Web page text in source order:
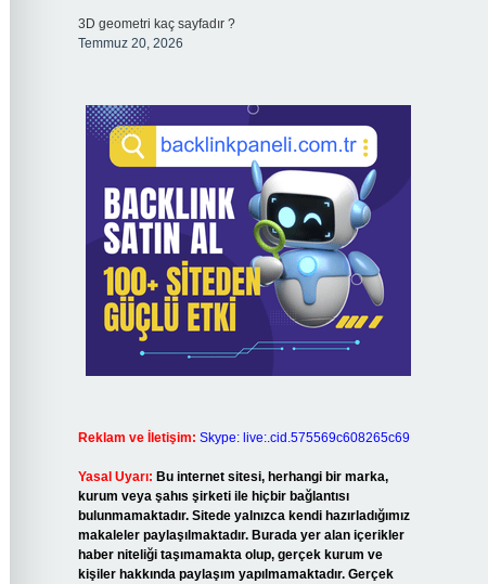
3D geometri kaç sayfadır ?
Temmuz 20, 2026
Reklam ve İletişim: Skype: live:.cid.575569c608265c69
Yasal Uyarı: Bu internet sitesi, herhangi bir marka,
kurum veya şahıs şirketi ile hiçbir bağlantısı
bulunmamaktadır. Sitede yalnızca kendi hazırladığımız
makaleler paylaşılmaktadır. Burada yer alan içerikler
haber niteliği taşımamakta olup, gerçek kurum ve
kişiler hakkında paylaşım yapılmamaktadır. Gerçek